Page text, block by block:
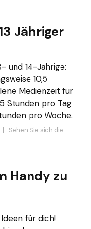
Jähriger
und 14-Jährige:
10,5
Medienzeit für
Stunden pro Tag
pro Woche.
| Sehen Sie sich die
Handy zu
für dich!